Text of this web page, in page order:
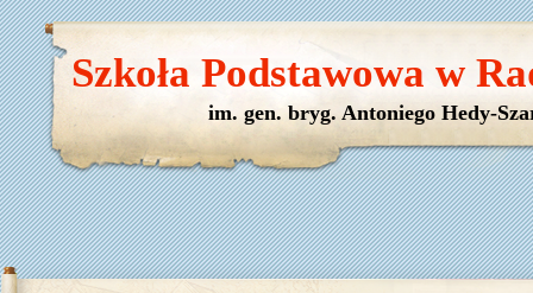
Szkoła Podstawowa w
im. gen. bryg. Antoniego Hedy-